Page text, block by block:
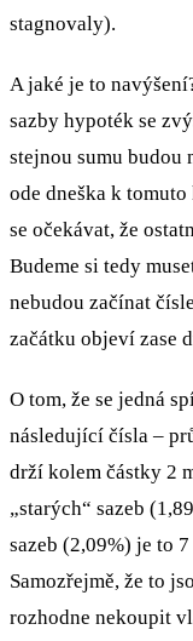
stagnovaly).
A jaké je to
sazby hypoték se
stejnou sumu budou
ode dneška k
se očekávat, že
Budeme si tedy
nebudou začínat
začátku objeví zase
O tom, že se jedná
následující čísla –
drží kolem částky 2
„starých“ sazeb
sazeb (2,09%) je to
Samozřejmě, že to
rozhodne nekoupit